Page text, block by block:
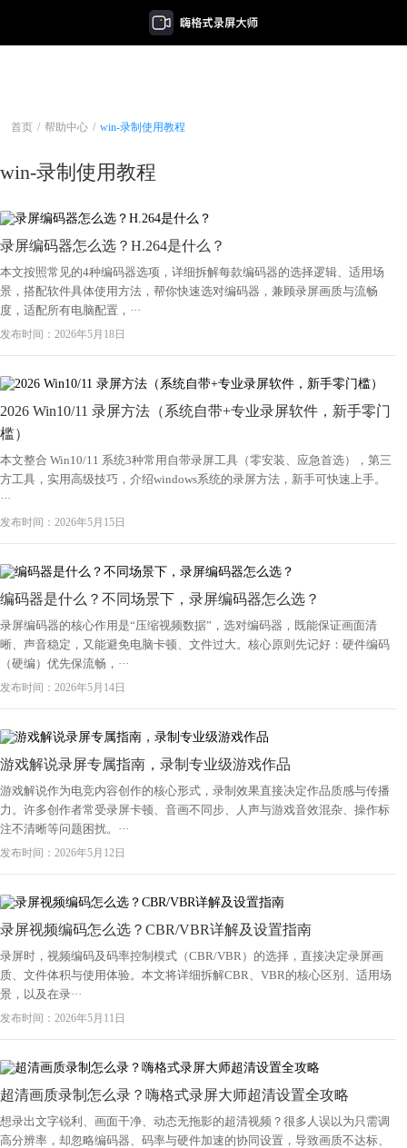
首页 / 帮助中心 / win-录制使用教程
win-录制使用教程
录屏编码器怎么选？H.264是什么？
本文按照常见的4种编码器选项，详细拆解每款编码器的选择逻辑、适用场
景，搭配软件具体使用方法，帮你快速选对编码器，兼顾录屏画质与流畅
度，适配所有电脑配置，···
发布时间：2026年5月18日
2026 Win10/11 录屏方法（系统自带+专业录屏软件，新手零门
槛）
本文整合 Win10/11 系统3种常用自带录屏工具（零安装、应急首选），第三
方工具，实用高级技巧，介绍windows系统的录屏方法，新手可快速上手。
···
发布时间：2026年5月15日
编码器是什么？不同场景下，录屏编码器怎么选？
录屏编码器的核心作用是“压缩视频数据”，选对编码器，既能保证画面清
晰、声音稳定，又能避免电脑卡顿、文件过大。核心原则先记好：硬件编码
（硬编）优先保流畅，···
发布时间：2026年5月14日
游戏解说录屏专属指南，录制专业级游戏作品
游戏解说作为电竞内容创作的核心形式，录制效果直接决定作品质感与传播
力。许多创作者常受录屏卡顿、音画不同步、人声与游戏音效混杂、操作标
注不清晰等问题困扰。···
发布时间：2026年5月12日
录屏视频编码怎么选？CBR/VBR详解及设置指南
录屏时，视频编码及码率控制模式（CBR/VBR）的选择，直接决定录屏画
质、文件体积与使用体验。本文将详细拆解CBR、VBR的核心区别、适用场
景，以及在录···
发布时间：2026年5月11日
超清画质录制怎么录？嗨格式录屏大师超清设置全攻略
想录出文字锐利、画面干净、动态无拖影的超清视频？很多人误以为只需调
高分辨率，却忽略编码器、码率与硬件加速的协同设置，导致画质不达标、